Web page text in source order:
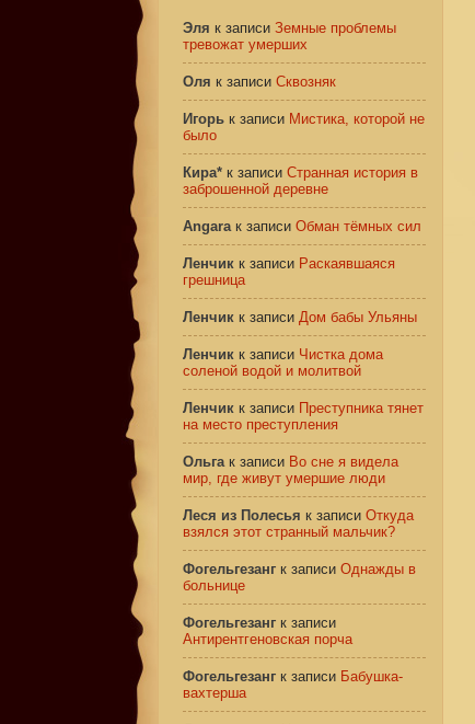
Эля к записи Земные проблемы
тревожат умерших
Оля к записи Сквозняк
Игорь к записи Мистика, которой не
было
Кира* к записи Странная история в
заброшенной деревне
Angaraк записи Обман тёмных сил
Ленчик к записи Раскаявшаяся
грешница
Ленчик к записи Дом бабы Ульяны
Ленчик к записи Чистка дома
соленой водой и молитвой
Ленчик к записи Преступника тянет
на место преступления
Ольгак записи Во сне я видела
мир, где живут умершие люди
Леся из Полесья к записи Откуда
взялся этот странный мальчик?
Фогельгезанг к записи Однажды в
больнице
Фогельгезанг к записи
Антирентгеновская порча
Фогельгезанг к записи Бабушка-
вахтерша